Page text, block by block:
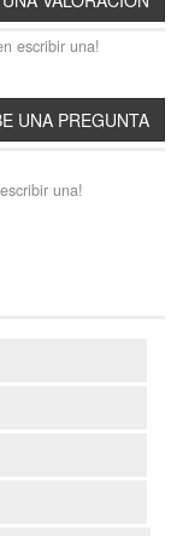
escribir una!
una!